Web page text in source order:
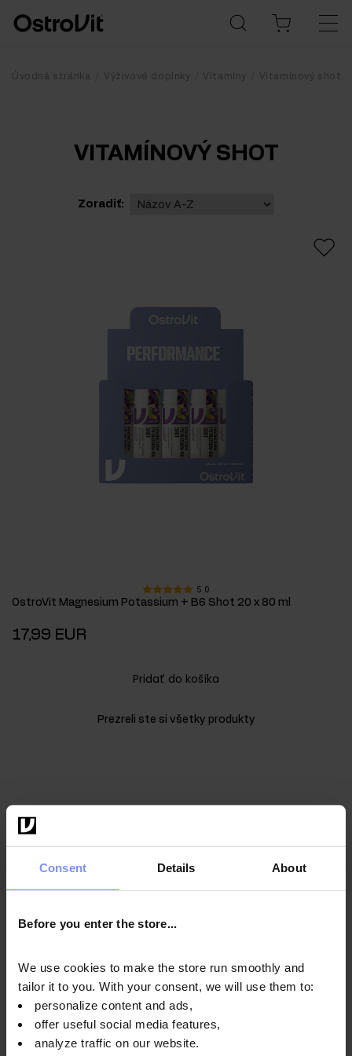
Consent Details About
Before you enter the store...
We use cookies to make the store run smoothly and
tailor it to you. With your consent, we will use them to:
personalize content and ads,
offer useful social media features,
analyze traffic on our website.
Úvodná stránka Výživové doplnky Vitamíny Vitamínový shot
VITAMÍNOVÝ SHOT
Zoradiť:
5.0
OstroVit Magnesium Potassium + B6 Shot 20 x 80 ml
17,99 EUR
Pridať do košíka
Prezreli ste si všetky produkty
10
ZĽAVA
UDRŽUJTE SA V KONDÍCII A UŠETRITE
PENIAZE!
Zaregistrujte sa k odberu noviniek - získajte kód na
10% zľavu a objavte jedinečné ponuky rýchlejšie ako
ostatní!